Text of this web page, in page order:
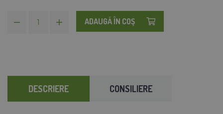
ADAUGĂ ÎN COŞ
DESCRIERE CONSILIERE